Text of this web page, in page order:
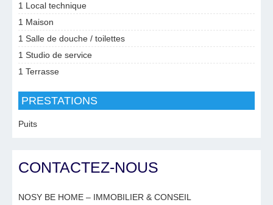
1 Local technique
1 Maison
1 Salle de douche / toilettes
1 Studio de service
1 Terrasse
PRESTATIONS
Puits
CONTACTEZ-NOUS
NOSY BE HOME – IMMOBILIER & CONSEIL